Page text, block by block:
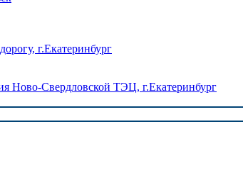
г.Екатеринбург
Ново-Свердловской ТЭЦ, г.Екатеринбург